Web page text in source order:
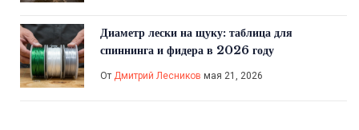
Диаметр лески на щуку: таблица для
спиннинга и фидера в 2026 году
От Дмитрий Лесников мая 21, 2026